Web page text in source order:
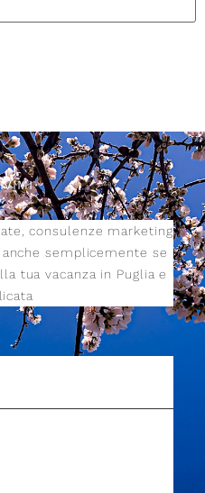
consulenze marketing
anche semplicemente se
tua vacanza in Puglia e